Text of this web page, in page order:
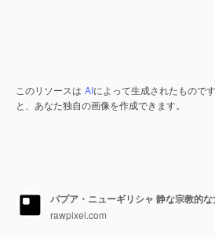
このリソースは AIによって生成されたものです
と、あなた独自の画像を作成できます。
パプア・ニューギリシャ 静な宗教的
rawpixel.com